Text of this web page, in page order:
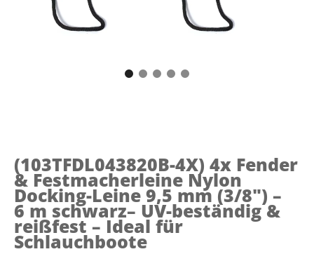
(103TFDL043820B-4X) 4x Fender
& Festmacherleine Nylon
Docking-Leine 9,5 mm (3/8") –
6 m schwarz– UV-beständig &
reißfest – Ideal für
Schlauchboote